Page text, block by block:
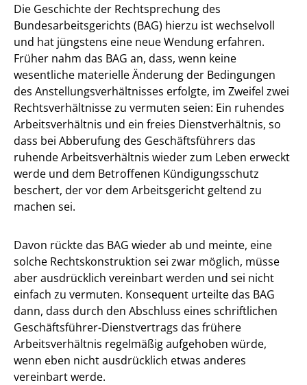
Die Geschichte der Rechtsprechung des
Bundesarbeitsgerichts (BAG) hierzu ist wechselvoll
und hat jüngstens eine neue Wendung erfahren.
Früher nahm das BAG an, dass, wenn keine
wesentliche materielle Änderung der Bedingungen
des Anstellungsverhältnisses erfolgte, im Zweifel zwei
Rechtsverhältnisse zu vermuten seien: Ein ruhendes
Arbeitsverhältnis und ein freies Dienstverhältnis, so
dass bei Abberufung des Geschäftsführers das
ruhende Arbeitsverhältnis wieder zum Leben erweckt
werde und dem Betroffenen Kündigungsschutz
beschert, der vor dem Arbeitsgericht geltend zu
machen sei.
Davon rückte das BAG wieder ab und meinte, eine
solche Rechtskonstruktion sei zwar möglich, müsse
aber ausdrücklich vereinbart werden und sei nicht
einfach zu vermuten. Konsequent urteilte das BAG
dann, dass durch den Abschluss eines schriftlichen
Geschäftsführer-Dienstvertrags das frühere
Arbeitsverhältnis regelmäßig aufgehoben würde,
wenn eben nicht ausdrücklich etwas anderes
vereinbart werde.